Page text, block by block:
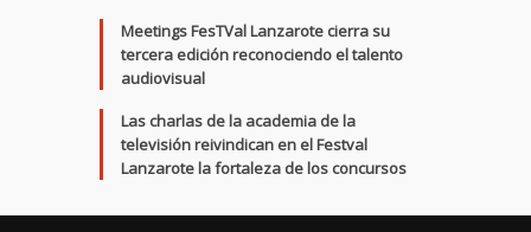
Meetings FesTVal Lanzarote cierra su
tercera edición reconociendo el talento
audiovisual
Las charlas de la academia de la
televisión reivindican en el Festval
Lanzarote la fortaleza de los concursos